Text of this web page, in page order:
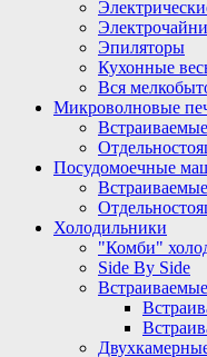
Эпиляторы
Кухонные
Вся
Микроволновые
Посудомоечные
Холодильники
"Комби"
Side By Side